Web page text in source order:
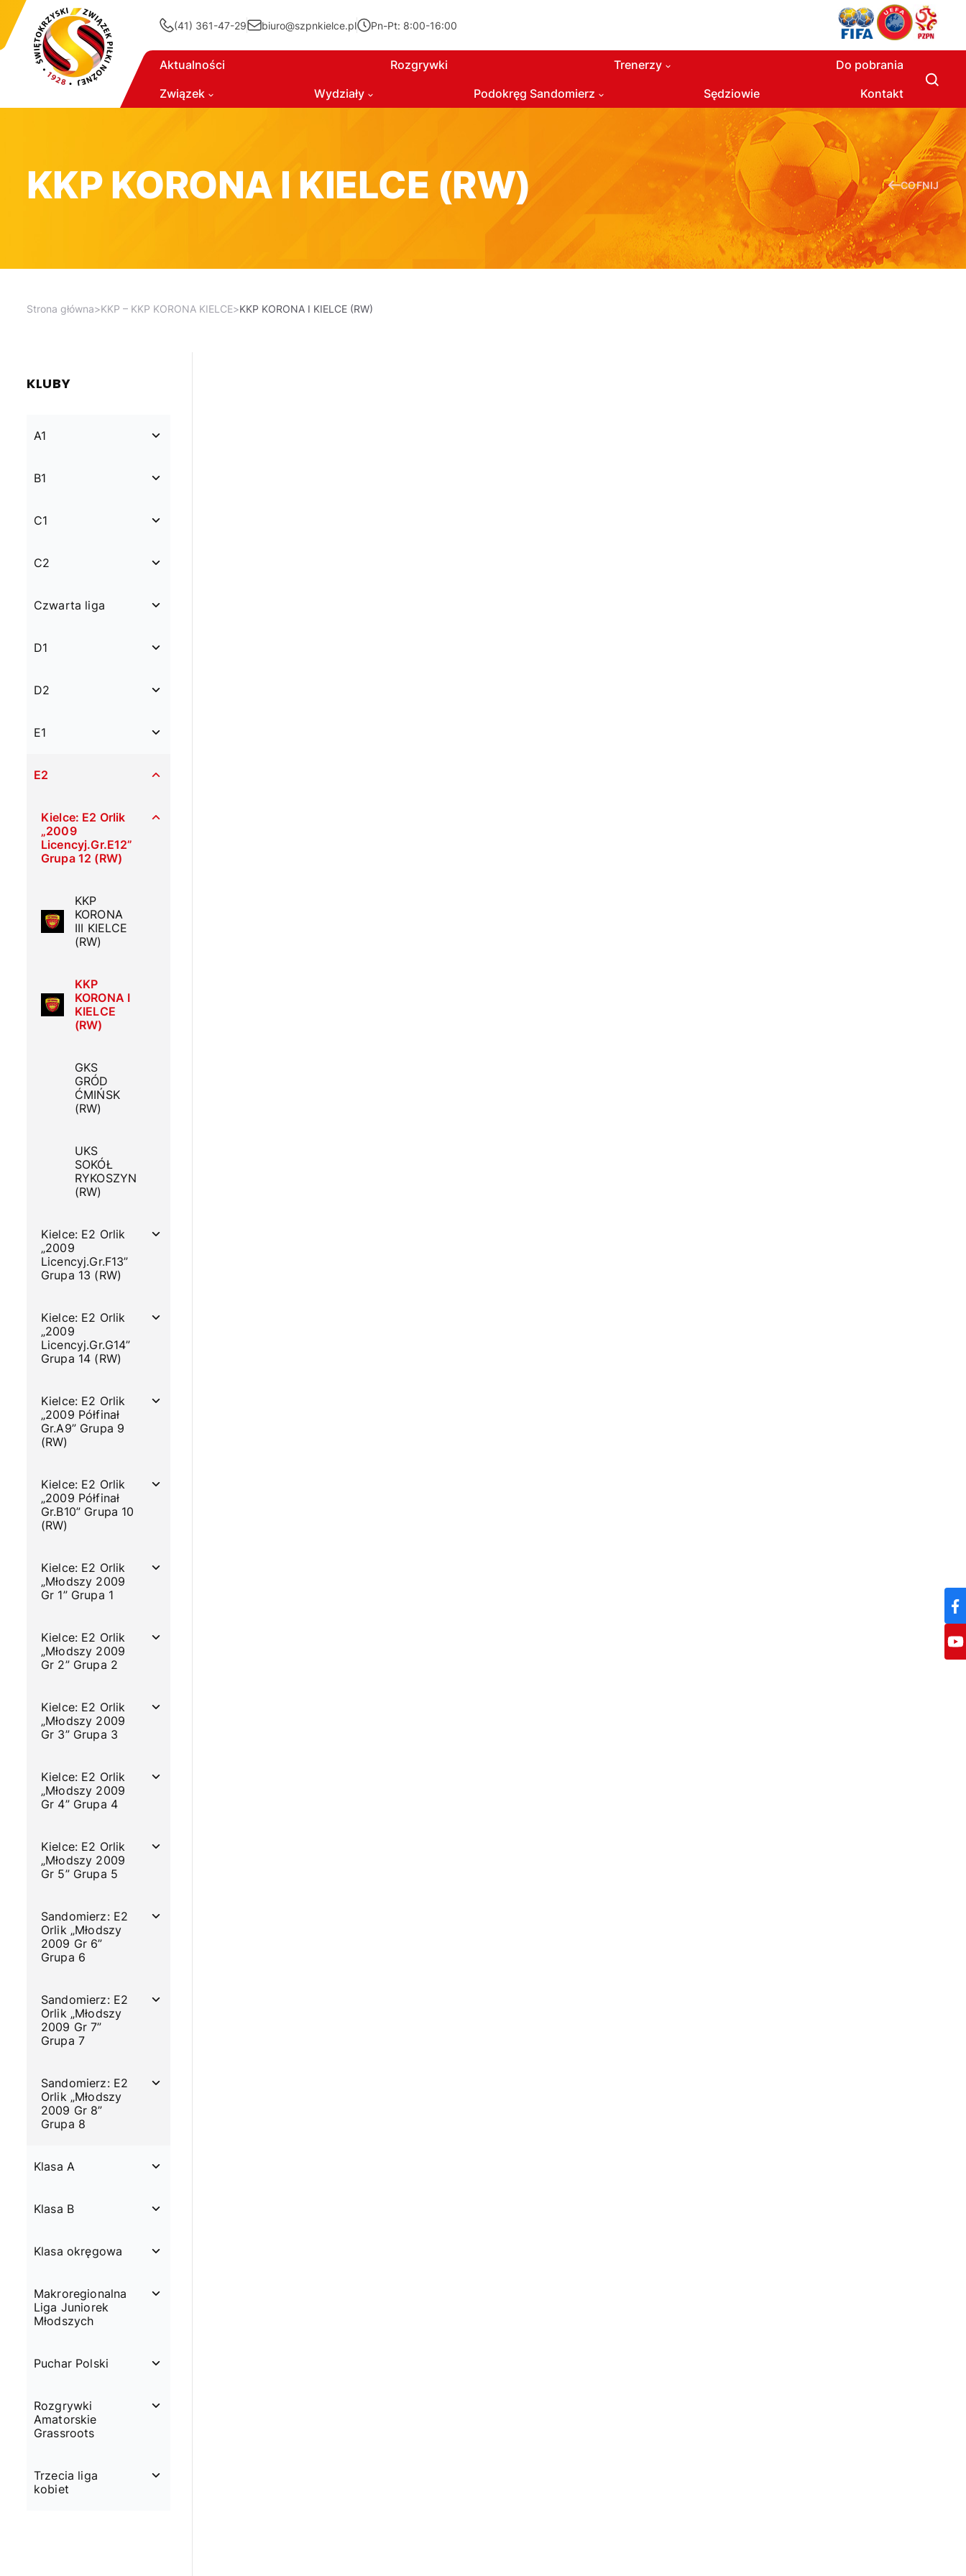
(41) 361-47-29 biuro@szpnkielce.pl Pn-Pt: 8:00-16:00
Związek
Aktualności
Wydziały
Rozgrywki
Podokręg Sandomierz
Trenerzy
Sędziowie
Do pobrania
Kontakt
KKP KORONA I KIELCE (RW) COFNIJ
Strona główna>KKP – KKP KORONA KIELCE>KKP KORONA I KIELCE (RW)
KLUBY
A1
B1
C1
C2
Czwarta liga
D1
D2
E1
E2
Kielce: E2 Orlik
„2009
Licencyj.Gr.E12”
Grupa 12 (RW)
KKP
KORONA
III KIELCE
(RW)
KKP
KORONA I
KIELCE
(RW)
GKS
GRÓD
ĆMIŃSK
(RW)
UKS
SOKÓŁ
RYKOSZYN
(RW)
Kielce: E2 Orlik
„2009
Licencyj.Gr.F13”
Grupa 13 (RW)
Kielce: E2 Orlik
„2009
Licencyj.Gr.G14”
Grupa 14 (RW)
Kielce: E2 Orlik
„2009 Półfinał
Gr.A9” Grupa 9
(RW)
Kielce: E2 Orlik
„2009 Półfinał
Gr.B10” Grupa 10
(RW)
Kielce: E2 Orlik
„Młodszy 2009
Gr 1” Grupa 1
Kielce: E2 Orlik
„Młodszy 2009
Gr 2” Grupa 2
Kielce: E2 Orlik
„Młodszy 2009
Gr 3” Grupa 3
Kielce: E2 Orlik
„Młodszy 2009
Gr 4” Grupa 4
Kielce: E2 Orlik
„Młodszy 2009
Gr 5” Grupa 5
Sandomierz: E2
Orlik „Młodszy
2009 Gr 6”
Grupa 6
Sandomierz: E2
Orlik „Młodszy
2009 Gr 7”
Grupa 7
Sandomierz: E2
Orlik „Młodszy
2009 Gr 8”
Grupa 8
Klasa A
Klasa B
Klasa okręgowa
Makroregionalna
Liga Juniorek
Młodszych
Puchar Polski
Rozgrywki
Amatorskie
Grassroots
Trzecia liga
kobiet